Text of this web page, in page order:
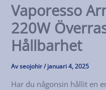
Vaporesso
220W
Hållbarhet
Avseojohir/januari 4, 2025
Har du någonsin hållit en